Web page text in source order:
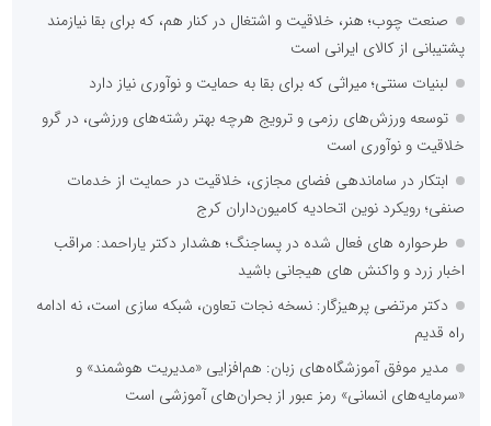
صنعت چوب؛ هنر، خلاقیت و اشتغال در کنار هم، که برای بقا نیازمند
پشتیبانی از کالای ایرانی است
لبنیات سنتی؛ میراثی که برای بقا به حمایت و نوآوری نیاز دارد
توسعه ورزش‌های رزمی و ترویج هرچه بهتر رشته‌های ورزشی، در گرو
خلاقیت و نوآوری است
ابتکار در ساماندهی فضای مجازی، خلاقیت در حمایت از خدمات
صنفی؛ رویکرد نوین اتحادیه کامیون‌داران کرج
طرحواره های فعال شده در پساجنگ؛ هشدار دکتر یاراحمد: مراقب
اخبار زرد و واکنش های هیجانی باشید
دکتر مرتضی پرهیزگار: نسخه نجات تعاون، شبکه سازی است، نه ادامه
راه قدیم
مدیر موفق آموزشگاه‌های زبان: هم‌افزایی «مدیریت هوشمند» و
«سرمایه‌های انسانی» رمز عبور از بحران‌های آموزشی است